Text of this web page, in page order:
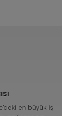
en büyük iş